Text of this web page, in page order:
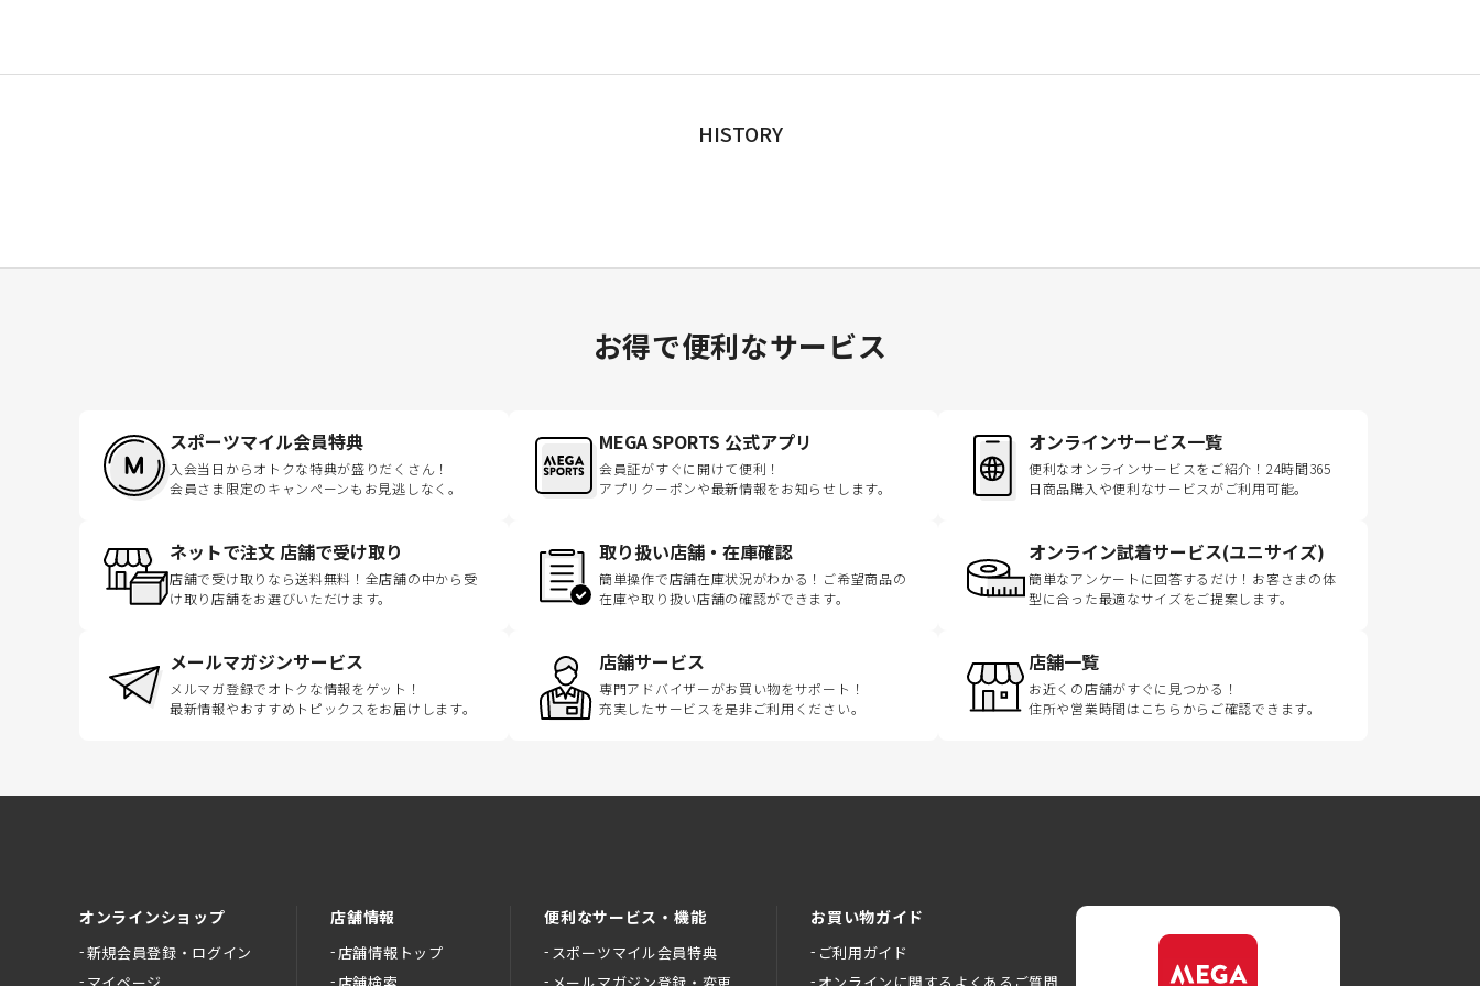
HISTORY
お得で便利なサービス
スポーツマイル会員特典
入会当日からオトクな特典が盛りだくさん！
会員さま限定のキャンペーンもお見逃しなく。
MEGA SPORTS 公式アプリ
会員証がすぐに開けて便利！
アプリクーポンや最新情報をお知らせします。
オンラインサービス一覧
便利なオンラインサービスをご紹介！24時間365
日商品購入や便利なサービスがご利用可能。
ネットで注文 店舗で受け取り
店舗で受け取りなら送料無料！全店舗の中から受
け取り店舗をお選びいただけます。
取り扱い店舗・在庫確認
簡単操作で店舗在庫状況がわかる！ご希望商品の
在庫や取り扱い店舗の確認ができます。
オンライン試着サービス(ユニサイズ)
簡単なアンケートに回答するだけ！お客さまの体
型に合った最適なサイズをご提案します。
メールマガジンサービス
メルマガ登録でオトクな情報をゲット！
最新情報やおすすめトピックスをお届けします。
店舗サービス
専門アドバイザーがお買い物をサポート！
充実したサービスを是非ご利用ください。
店舗一覧
お近くの店舗がすぐに見つかる！
住所や営業時間はこちらからご確認できます。
オンラインショップ
新規会員登録・ログイン
店舗情報
店舗情報トップ
便利なサービス・機能
スポーツマイル会員特典
お買い物ガイド
ご利用ガイド